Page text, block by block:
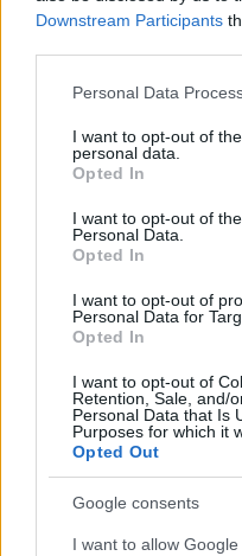
Downstream Participants
Please note that this
not limited to your visit or
grant or deny consent to
use your data for below
consent section.
Personal Data
I want to opt-out of
personal data.
Opted In
I want to opt-out of
Personal Data.
Opted In
I want to opt-out of
Personal Data for
Opted In
I want to opt-out of
Retention, Sale, and/
Personal Data that Is
Purposes for which it
Opted Out
Google consents
I want to allow